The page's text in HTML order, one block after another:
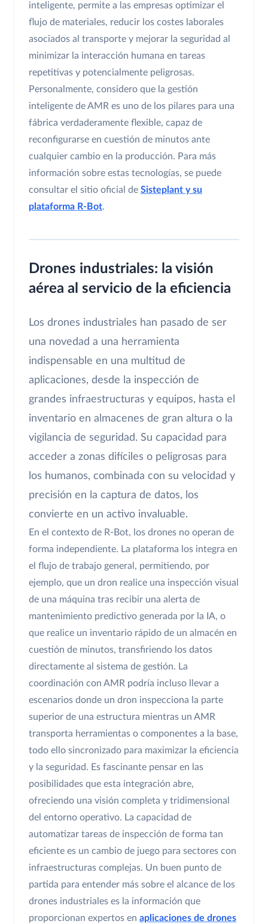
inteligente, permite a las empresas optimizar el
flujo de materiales, reducir los costes laborales
asociados al transporte y mejorar la seguridad al
minimizar la interacción humana en tareas
repetitivas y potencialmente peligrosas.
Personalmente, considero que la gestión
inteligente de AMR es uno de los pilares para una
fábrica verdaderamente flexible, capaz de
reconfigurarse en cuestión de minutos ante
cualquier cambio en la producción. Para más
información sobre estas tecnologías, se puede
consultar el sitio oficial de Sisteplant y su
plataforma R-Bot.
Drones industriales: la visión
aérea al servicio de la eficiencia
Los drones industriales han pasado de ser
una novedad a una herramienta
indispensable en una multitud de
aplicaciones, desde la inspección de
grandes infraestructuras y equipos, hasta el
inventario en almacenes de gran altura o la
vigilancia de seguridad. Su capacidad para
acceder a zonas difíciles o peligrosas para
los humanos, combinada con su velocidad y
precisión en la captura de datos, los
convierte en un activo invaluable.
En el contexto de R-Bot, los drones no operan de
forma independiente. La plataforma los integra en
el flujo de trabajo general, permitiendo, por
ejemplo, que un dron realice una inspección visual
de una máquina tras recibir una alerta de
mantenimiento predictivo generada por la IA, o
que realice un inventario rápido de un almacén en
cuestión de minutos, transfiriendo los datos
directamente al sistema de gestión. La
coordinación con AMR podría incluso llevar a
escenarios donde un dron inspecciona la parte
superior de una estructura mientras un AMR
transporta herramientas o componentes a la base,
todo ello sincronizado para maximizar la eficiencia
y la seguridad. Es fascinante pensar en las
posibilidades que esta integración abre,
ofreciendo una visión completa y tridimensional
del entorno operativo. La capacidad de
automatizar tareas de inspección de forma tan
eficiente es un cambio de juego para sectores con
infraestructuras complejas. Un buen punto de
partida para entender más sobre el alcance de los
drones industriales es la información que
proporcionan expertos en aplicaciones de drones